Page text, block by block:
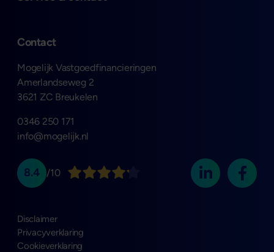
Contact
Mogelijk Vastgoedfinancieringen
Amerlandseweg 2
3621 ZC Breukelen
0346 250 171
info@mogelijk.nl
8.4 /10
Disclaimer
Privacyverklaring
Cookieverklaring